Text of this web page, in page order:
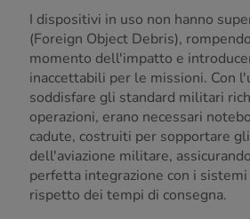
I dispositivi in uso non hanno
(Foreign Object Debris),
momento dell'impatto e
inaccettabili per le missioni. Con
soddisfare gli standard militari
operazioni, erano necessari
cadute, costruiti per sopportare
dell'aviazione militare,
perfetta integrazione con i
rispetto dei tempi di consegna.